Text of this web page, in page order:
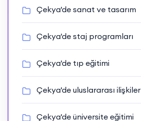
Çekya'de sanat ve tasarım
Çekya'de staj programları
Çekya'de tıp eğitimi
Çekya'de uluslararası ilişkiler
Çekya'de üniversite eğitimi